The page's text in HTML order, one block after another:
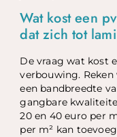
Wat kost een
dat zich tot
De vraag wat kost
verbouwing.
een bandbreedte
gangbare
20 en 40 euro per
per m² kan